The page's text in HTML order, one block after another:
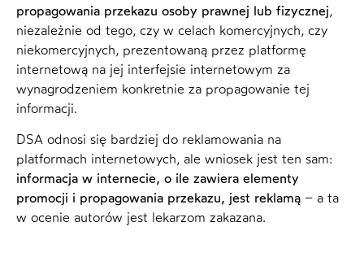
propagowania przekazu osoby prawnej lub fizycznej,
niezależnie od tego, czy w celach komercyjnych, czy
niekomercyjnych, prezentowaną przez platformę
internetową na jej interfejsie internetowym za
wynagrodzeniem konkretnie za propagowanie tej
informacji.
DSA odnosi się bardziej do reklamowania na
platformach internetowych, ale wniosek jest ten sam:
informacja w internecie, o ile zawiera elementy
promocji i propagowania przekazu, jest reklamą – a ta
w ocenie autorów jest lekarzom zakazana.